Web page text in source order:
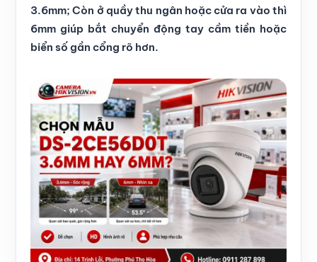
3.6mm; Còn ở quầy thu ngân hoặc cửa ra vào thì
6mm giúp bắt chuyển động tay cầm tiền hoặc
biển số gần cổng rõ hơn.